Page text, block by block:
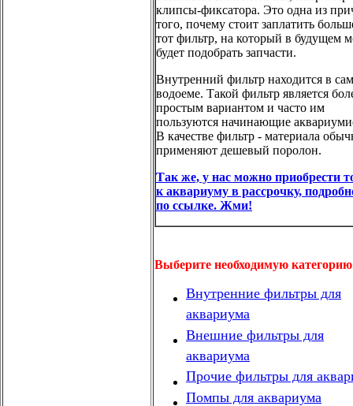
клипсы-фиксатора. Это одна из
того, почему стоит заплатить
тот фильтр, на который в будущем
будет подобрать запчасти.
Внутренний фильтр находится в
водоеме. Такой фильтр является
простым вариантом и часто им
пользуются начинающие
В качестве фильтр - материала
применяют дешевый поролон.
Так же, у нас можно приобрести
к аквариуму в рассрочку,
по ссылке. Жми!
Выберите необходимую
Внутренние фильтры для
аквариума
Внешние фильтры для
аквариума
Прочие фильтры для
Помпы для аквариума